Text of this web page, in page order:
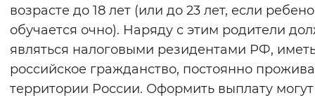
возрасте до 18 лет (или до 23 лет, если
обучается очно). Наряду с этим родители
являться налоговыми резидентами РФ,
российское гражданство, постоянно
территории России. Оформить выплату могут